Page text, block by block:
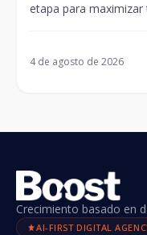
etapa para maximizar
4 de agosto de 2026
Crecimiento basado en
AI-FIRST DIGITAL